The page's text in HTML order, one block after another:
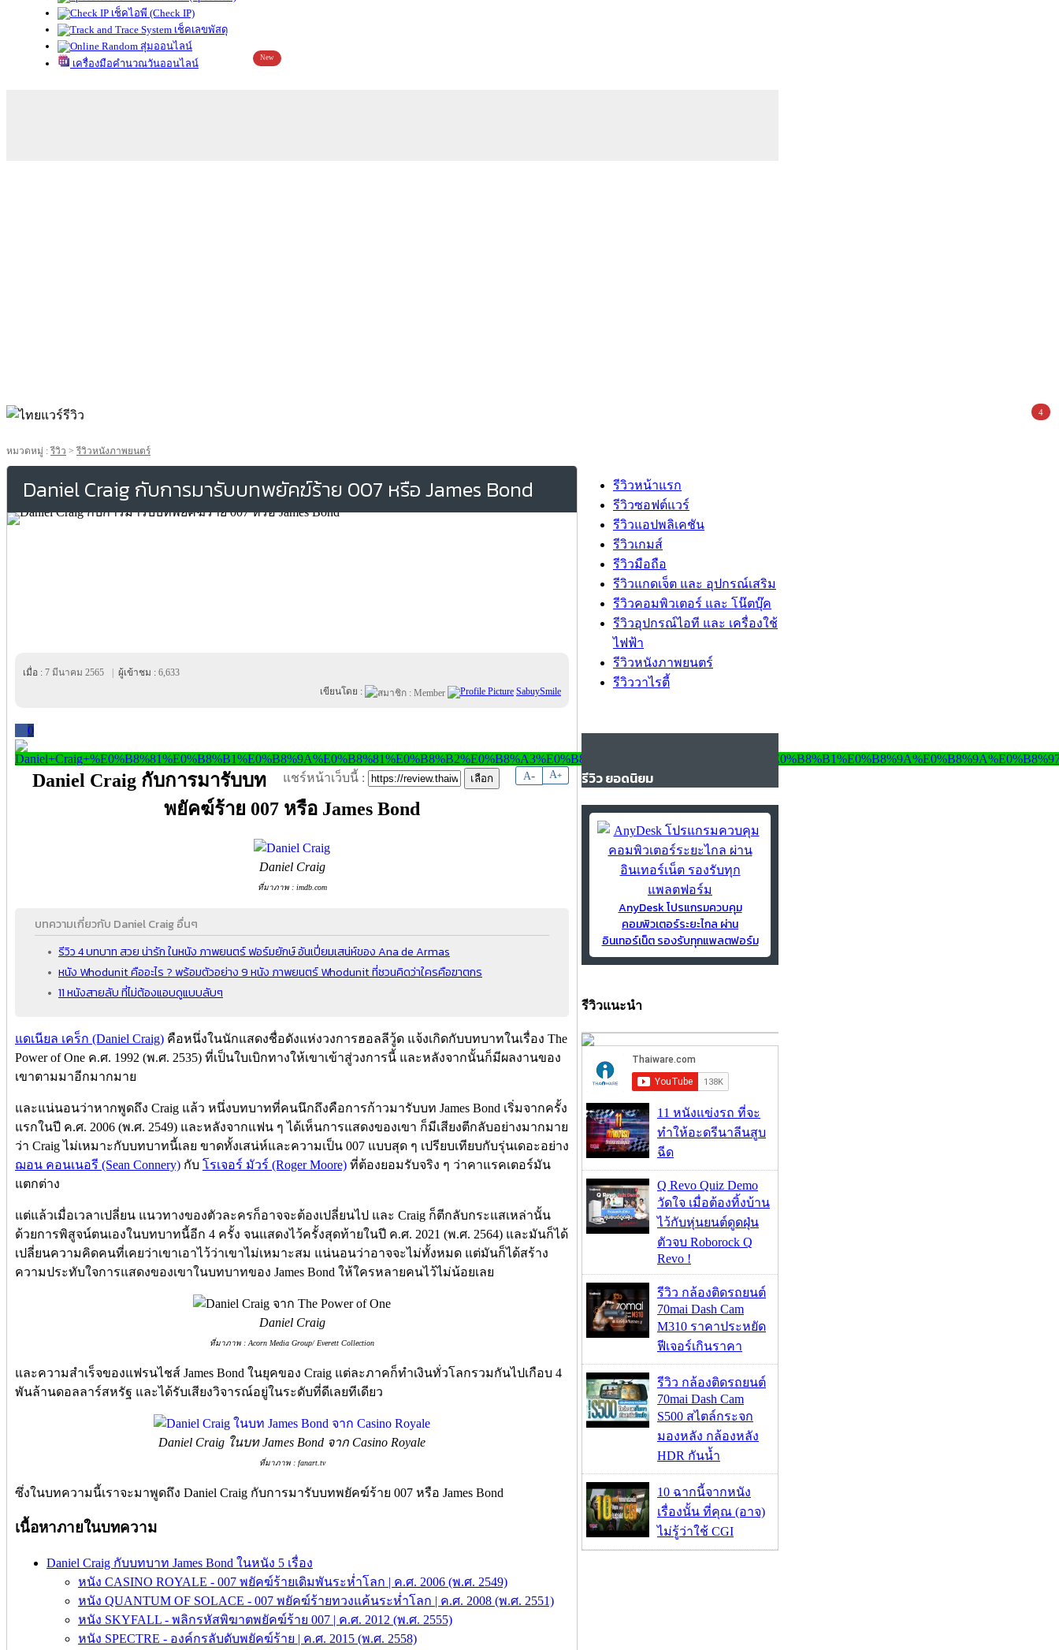
เช็คไอพี (Check IP)
เช็คเลขพัสดุ
สุ่มออนไลน์
เครื่องมือคำนวณวันออนไลน์
New
หมวดหมู่ :รีวิว >รีวิวหนังภาพยนตร์
Daniel Craig กับการมารับบทพยัคฆ์ร้าย 007 หรือ James Bond
เมื่อ : 7 มีนาคม 2565 ผู้เข้าชม : 6,633
เขียนโดย :
SabuySmile
0
A- A+
แชร์หน้าเว็บนี้ :
Daniel Craig กับการมารับบท
พยัคฆ์ร้าย 007 หรือ James Bond
Daniel Craig
ที่มาภาพ : imdb.com
บทความเกี่ยวกับ Daniel Craig อื่นๆ
รีวิว 4 บทบาท สวย น่ารัก ในหนัง ภาพยนตร์ ฟอร์มยักษ์ อันเปี่ยมเสน่ห์ของ Ana de Armas
หนัง Whodunit คืออะไร ? พร้อมตัวอย่าง 9 หนัง ภาพยนตร์ Whodunit ที่ชวนคิดว่าใครคือฆาตกร
11 หนังสายลับ ที่ไม่ต้องแอบดูแบบลับๆ
แดเนียล เคร็ก (Daniel Craig) คือหนึ่งในนักแสดงชื่อดังแห่งวงการฮอลลีวู้ด แจ้งเกิดกับบทบาทในเรื่อง The
Power of One ค.ศ. 1992 (พ.ศ. 2535) ที่เป็นใบเบิกทางให้เขาเข้าสู่วงการนี้ และหลังจากนั้นก็มีผลงานของ
เขาตามมาอีกมากมาย
และแน่นอนว่าหากพูดถึง Craig แล้ว หนึ่งบทบาทที่คนนึกถึงคือการก้าวมารับบท James Bond เริ่มจากครั้ง
แรกในปี ค.ศ. 2006 (พ.ศ. 2549) และหลังจากแฟน ๆ ได้เห็นการแสดงของเขา ก็มีเสียงตีกลับอย่างมากมาย
ว่า Craig ไม่เหมาะกับบทบาทนี้เลย ขาดทั้งเสน่ห์และความเป็น 007 แบบสุด ๆ เปรียบเทียบกับรุ่นเดอะอย่าง
ฌอน คอนเนอรี (Sean Connery) กับ โรเจอร์ มัวร์ (Roger Moore) ที่ต้องยอมรับจริง ๆ ว่าคาแรคเตอร์มัน
แตกต่าง
แต่แล้วเมื่อเวลาเปลี่ยน แนวทางของตัวละครก็อาจจะต้องเปลี่ยนไป และ Craig ก็ตีกลับกระแสเหล่านั้น
ด้วยการพิสูจน์ตนเองในบทบาทนี้อีก 4 ครั้ง จนแสดงไว้ครั้งสุดท้ายในปี ค.ศ. 2021 (พ.ศ. 2564) และมันก็ได้
เปลี่ยนความคิดคนที่เคยว่าเขาเอาไว้ว่าเขาไม่เหมาะสม แน่นอนว่าอาจจะไม่ทั้งหมด แต่มันก็ได้สร้าง
ความประทับใจการแสดงของเขาในบทบาทของ James Bond ให้ใครหลายคนไว้ไม่น้อยเลย
Daniel Craig
ที่มาภาพ : Acorn Media Group/ Everett Collection
และความสำเร็จของแฟรนไชส์ James Bond ในยุคของ Craig แต่ละภาคก็ทำเงินทั่วโลกรวมกันไปเกือบ 4
พันล้านดอลลาร์สหรัฐ และได้รับเสียงวิจารณ์อยู่ในระดับที่ดีเลยทีเดียว
Daniel Craig ในบท James Bond จาก Casino Royale
ที่มาภาพ : fanart.tv
ซึ่งในบทความนี้เราจะมาพูดถึง Daniel Craig กับการมารับบทพยัคฆ์ร้าย 007 หรือ James Bond
เนื้อหาภายในบทความ
Daniel Craig กับบทบาท James Bond ในหนัง 5 เรื่อง
หนัง CASINO ROYALE - 007 พยัคฆ์ร้ายเดิมพันระห่ำโลก | ค.ศ. 2006 (พ.ศ. 2549)
หนัง QUANTUM OF SOLACE - 007 พยัคฆ์ร้ายทวงแค้นระห่ำโลก | ค.ศ. 2008 (พ.ศ. 2551)
หนัง SKYFALL - พลิกรหัสพิฆาตพยัคฆ์ร้าย 007 | ค.ศ. 2012 (พ.ศ. 2555)
หนัง SPECTRE - องค์กรลับดับพยัคฆ์ร้าย | ค.ศ. 2015 (พ.ศ. 2558)
รีวิวหน้าแรก
รีวิวซอฟต์แวร์
รีวิวแอปพลิเคชัน
รีวิวเกมส์
รีวิวมือถือ
รีวิวแกดเจ็ต และ อุปกรณ์เสริม
รีวิวคอมพิวเตอร์ และ โน๊ตบุ๊ค
รีวิวอุปกรณ์ไอที และ เครื่องใช้
ไฟฟ้า
รีวิวหนังภาพยนตร์
รีวิววาไรตี้
รีวิว ยอดนิยม
AnyDesk โปรแกรมควบคุม
คอมพิวเตอร์ระยะไกล ผ่าน
อินเทอร์เน็ต รองรับทุกแพลตฟอร์ม
รีวิวแนะนำ
11 หนังแข่งรถ ที่จะ
ทำให้อะดรีนาลีนสูบ
ฉีด
Q Revo Quiz Demo
วัดใจ เมื่อต้องทิ้งบ้าน
ไว้กับหุ่นยนต์ดูดฝุ่น
ตัวจบ Roborock Q
Revo !
รีวิว กล้องติดรถยนต์
70mai Dash Cam
M310 ราคาประหยัด
ฟีเจอร์เกินราคา
รีวิว กล้องติดรถยนต์
70mai Dash Cam
S500 สไตล์กระจก
มองหลัง กล้องหลัง
HDR กันน้ำ
10 ฉากนี้จากหนัง
เรื่องนั้น ที่คุณ (อาจ)
ไม่รู้ว่าใช้ CGI
4